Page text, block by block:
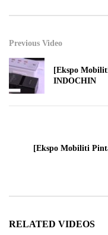
Previous Video
[Ekspo
INDOCHIN
[Ekspo Mobiliti
RELATED VIDEOS